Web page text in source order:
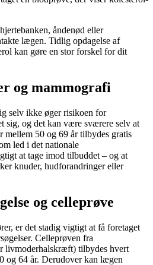
åndenød eller
lægen. Tidlig opdagelse af
kan gøre en stor forskel for dit
og mammografi
selv ikke øger risikoen for
og det kan være sværere selv at
mellem 50 og 69 år tilbydes gratis
led i det nationale
at tage imod tilbuddet – og at
knuder, hudforandringer eller
og celleprøve
er det stadig vigtigt at få foretaget
Celleprøven fra
livmoderhalskræft) tilbydes hvert
og 64 år. Derudover kan lægen